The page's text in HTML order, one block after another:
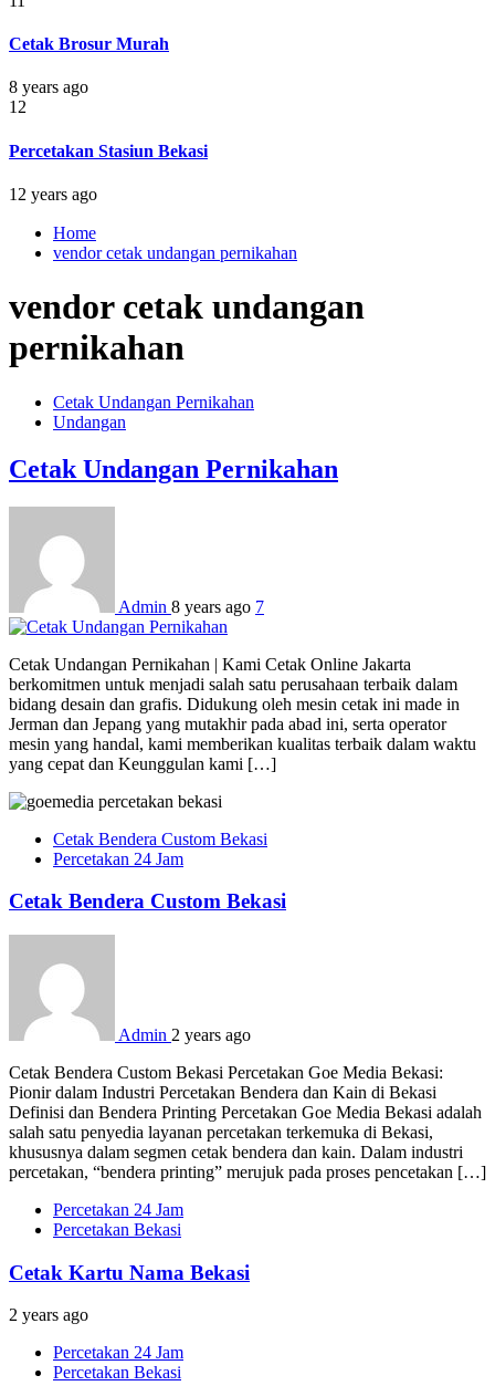
Cetak Brosur Murah
8 years ago
12
Percetakan Stasiun Bekasi
12 years ago
Home
vendor cetak undangan pernikahan
vendor cetak undangan
pernikahan
Cetak Undangan Pernikahan
Undangan
Cetak Undangan Pernikahan
Admin 8 years ago 7
Cetak Undangan Pernikahan | Kami Cetak Online Jakarta
berkomitmen untuk menjadi salah satu perusahaan terbaik dalam
bidang desain dan grafis. Didukung oleh mesin cetak ini made in
Jerman dan Jepang yang mutakhir pada abad ini, serta operator
mesin yang handal, kami memberikan kualitas terbaik dalam waktu
yang cepat dan Keunggulan kami […]
Cetak Bendera Custom Bekasi
Percetakan 24 Jam
Cetak Bendera Custom Bekasi
Admin 2 years ago
Cetak Bendera Custom Bekasi Percetakan Goe Media Bekasi:
Pionir dalam Industri Percetakan Bendera dan Kain di Bekasi
Definisi dan Bendera Printing Percetakan Goe Media Bekasi adalah
salah satu penyedia layanan percetakan terkemuka di Bekasi,
khususnya dalam segmen cetak bendera dan kain. Dalam industri
percetakan, “bendera printing” merujuk pada proses pencetakan […]
Percetakan 24 Jam
Percetakan Bekasi
Cetak Kartu Nama Bekasi
2 years ago
Percetakan 24 Jam
Percetakan Bekasi